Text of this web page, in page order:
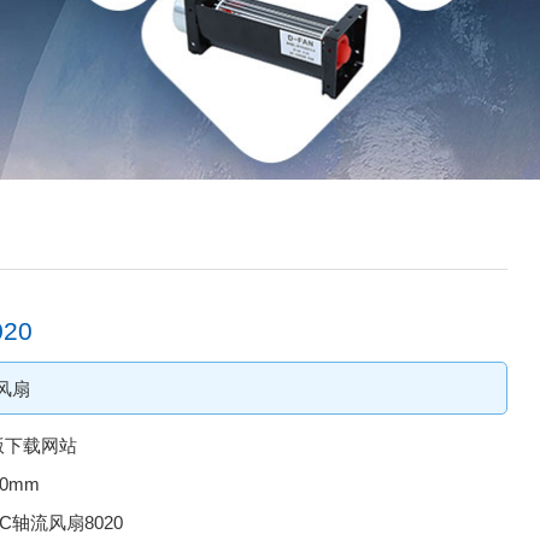
扇
下载网站
轴流风扇8020